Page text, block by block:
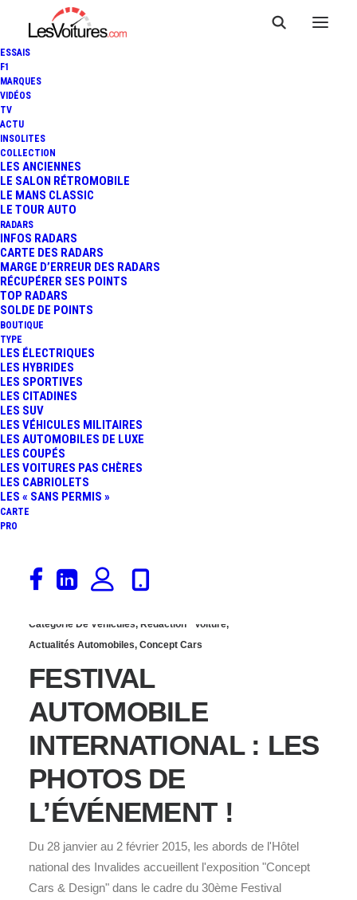
ESSAIS
F1
MARQUES
VIDÉOS
TV
ACTU
INSOLITES
COLLECTION
LES ANCIENNES
LE SALON RÉTROMOBILE
LE MANS CLASSIC
LE TOUR AUTO
RADARS
INFOS RADARS
CARTE DES RADARS
MARGE D’ERREUR DES RADARS
RÉCUPÉRER SES POINTS
TOP RADARS
SOLDE DE POINTS
BOUTIQUE
TYPE
LES ÉLECTRIQUES
LES HYBRIDES
LES SPORTIVES
LES CITADINES
LES SUV
LES VÉHICULES MILITAIRES
LES AUTOMOBILES DE LUXE
LES COUPÉS
LES VOITURES PAS CHÈRES
LES CABRIOLETS
LES « SANS PERMIS »
CARTE
PRO
8 avril 2016
CHINE : COMMENT
DÉTRUIRE SA FERRARI
F12 LORS D’UN
PASSAGE DE GUÉ
(VIDÉO)
Catégorie De Véhicules, Rédaction Voiture,
Actualités Automobiles, Concept Cars
FESTIVAL
AUTOMOBILE
INTERNATIONAL : LES
PHOTOS DE
L’ÉVÉNEMENT !
Du 28 janvier au 2 février 2015, les abords de l'Hôtel
national des Invalides accueillent l'exposition "Concept
Cars & Design" dans le cadre du 30ème Festival